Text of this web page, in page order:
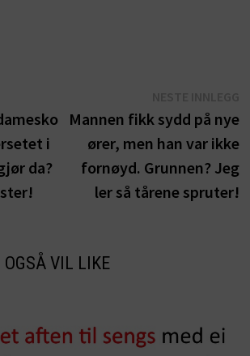
i
da?
Mannen fikk sydd på nye
ører, men han var ikke
fornøyd. Grunnen? Jeg
ler så tårene spruter!
VIL LIKE